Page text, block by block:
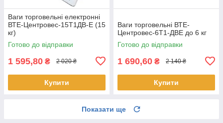
Ваги торговельні електронні
ВТЕ-Центровес-15Т1ДВ-Е (15
кг)
Готово до відправки
1 595,80 ₴ 2 020 ₴
Купити
Ваги торговельні ВТЕ-
Центровес-6Т1-ДВЕ до 6 кг
Готово до відправки
1 690,60 ₴ 2 140 ₴
Купити
Показати ще